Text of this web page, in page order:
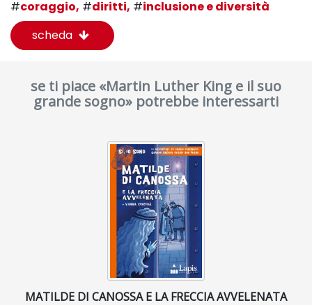
#coraggio, #diritti, #inclusione e diversità
scheda
se ti piace «Martin Luther King e il suo
grande sogno» potrebbe interessarti
MATILDE DI CANOSSA E LA FRECCIA AVVELENATA